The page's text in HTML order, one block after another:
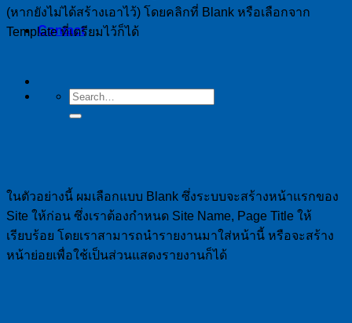
Contact
(หากยังไม่ได้สร้างเอาไว้) โดยคลิกที่ Blank หรือเลือกจาก
Template ที่เตรียมไว้ก็ได้
ในตัวอย่างนี้ ผมเลือกแบบ Blank ซึ่งระบบจะสร้างหน้าแรกของ
Site ให้ก่อน ซึ่งเราต้องกำหนด Site Name, Page Title ให้
เรียบร้อย โดยเราสามารถนำรายงานมาใส่หน้านี้ หรือจะสร้าง
หน้าย่อยเพื่อใช้เป็นส่วนแสดงรายงานก็ได้